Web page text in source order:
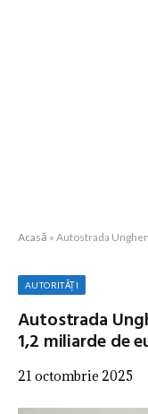
Acasă » Autostrada
AUTORITĂȚI
Autostrada
1,2 miliarde de
21 octombrie 2025